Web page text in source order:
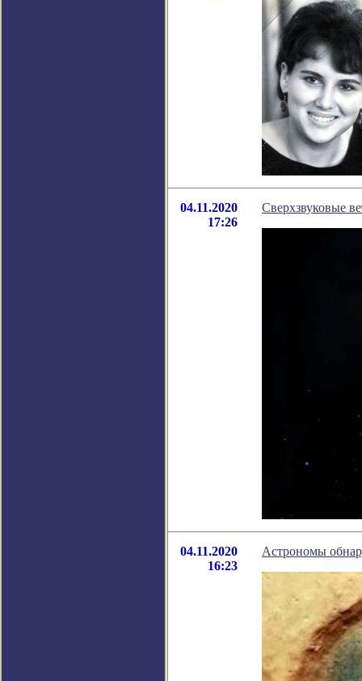
04.11.2020
17:26
Сверхзвуковые
04.11.2020
16:23
Астрономы